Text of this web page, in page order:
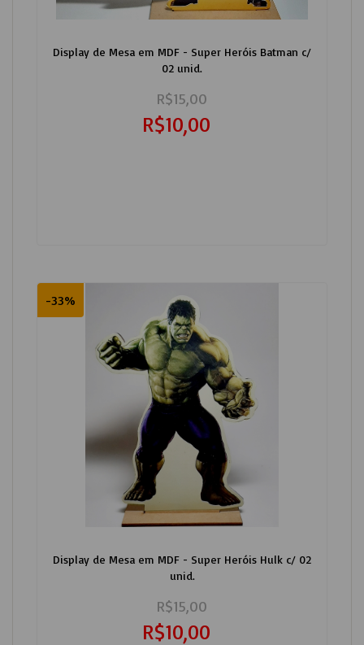
Display de Mesa em MDF - Super Heróis Batman c/
02 unid.
R$15,00
R$10,00
-33%
Display de Mesa em MDF - Super Heróis Hulk c/ 02
unid.
R$15,00
R$10,00